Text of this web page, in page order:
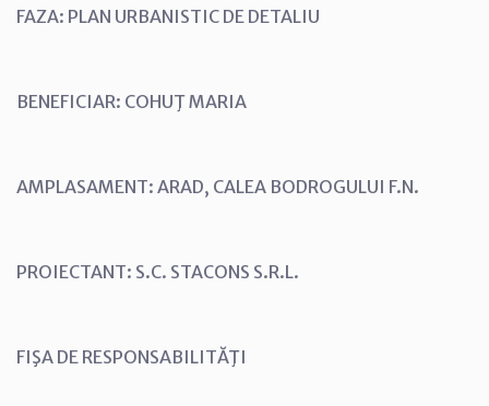
FAZA: PLAN URBANISTIC DE DETALIU
BENEFICIAR: COHUŢ MARIA
AMPLASAMENT: ARAD, CALEA BODROGULUI F.N.
PROIECTANT: S.C. STACONS S.R.L.
FIŞA DE RESPONSABILITĂŢI